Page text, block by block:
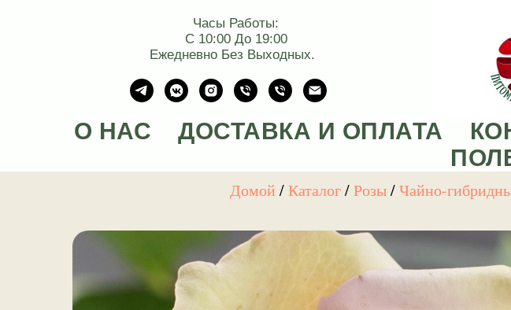
Часы Работы:
С 10:00 До 19:00
Ежедневно Без Выходных.
О НАС ДОСТАВКА И ОПЛАТА
Домой /Каталог/Розы/Чайно-